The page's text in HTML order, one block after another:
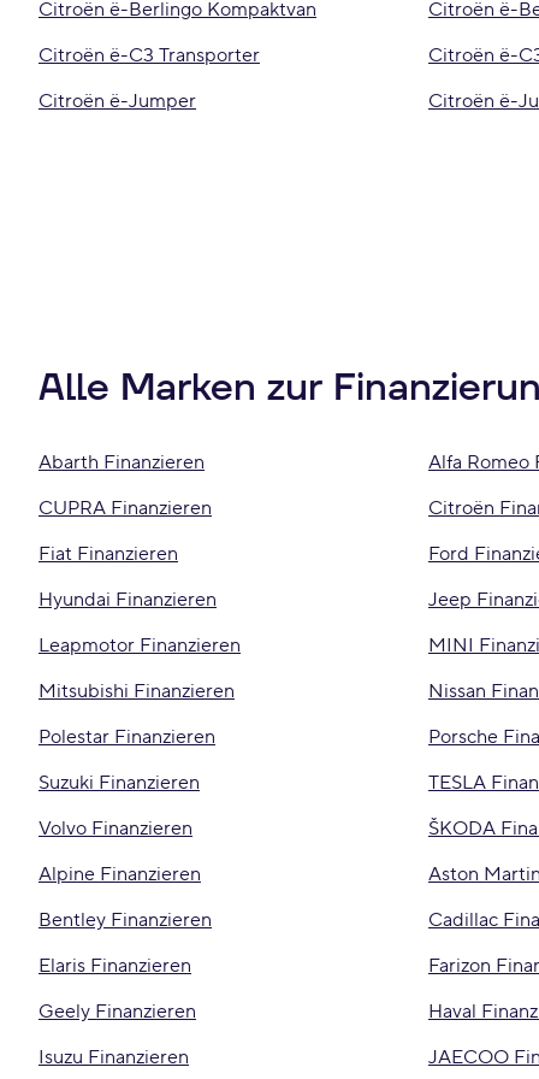
Citroën ë-Berlingo Kompaktvan
Citroën ë-
Citroën ë-C3 Transporter
Citroën ë-
Citroën ë-Jumper
Citroën ë-
Alle Marken zur
Abarth Finanzieren Alfa Romeo
CUPRA Finanzieren
Citroën
Fiat Finanzieren
Ford
Hyundai Finanzieren
Jeep
Leapmotor Finanzieren
MINI
Mitsubishi Finanzieren
Nissan
Polestar Finanzieren
Porsche
Suzuki Finanzieren
TESLA
Volvo Finanzieren
ŠKODA
Alpine Finanzieren
Aston
Bentley Finanzieren
Cadillac
Elaris Finanzieren
Farizon
Geely Finanzieren
Haval
Isuzu Finanzieren
JAECOO